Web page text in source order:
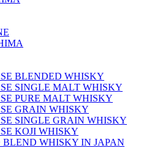
BLENDED WHISKY
SINGLE MALT WHISKY
PURE MALT WHISKY
GRAIN WHISKY
SINGLE GRAIN WHISKY
KOJI WHISKY
BLEND WHISKY IN JAPAN